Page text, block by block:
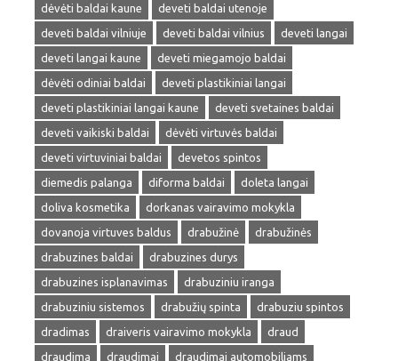
dėvėti baldai kaune
deveti baldai utenoje
deveti baldai vilniuje
deveti baldai vilnius
deveti langai
deveti langai kaune
deveti miegamojo baldai
dėvėti odiniai baldai
deveti plastikiniai langai
deveti plastikiniai langai kaune
deveti svetaines baldai
deveti vaikiski baldai
dėvėti virtuvės baldai
deveti virtuviniai baldai
devetos spintos
diemedis palanga
diforma baldai
doleta langai
doliva kosmetika
dorkanas vairavimo mokykla
dovanoja virtuves baldus
drabužinė
drabužinės
drabuzines baldai
drabuzines durys
drabuzines isplanavimas
drabuziniu iranga
drabuziniu sistemos
drabužių spinta
drabuziu spintos
dradimas
draiveris vairavimo mokykla
draud
draudima
draudimai
draudimai automobiliams